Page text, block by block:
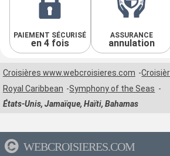
PAIEMENT SÉCURISÉ
en 4 fois
ASSURANCE
annulation
Croisières www.webcroisieres.com
Royal Caribbean
Symphony of the Seas
États-Unis, Jamaïque, Haïti, Bahamas
WEBCROISIERES.COM